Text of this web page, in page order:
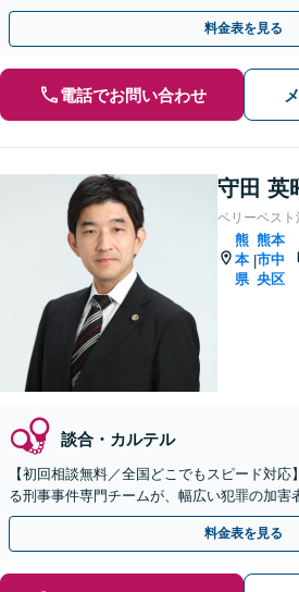
料金表を見る
電話でお問い合わせ
守田 英
ベリーベス
熊
本
県
|
熊本
市中
央区
談合・カルテル
【初回相談無料／全国どこでもスピード対
る刑事事件専門チームが、幅広い犯罪の加害
料金表を見る